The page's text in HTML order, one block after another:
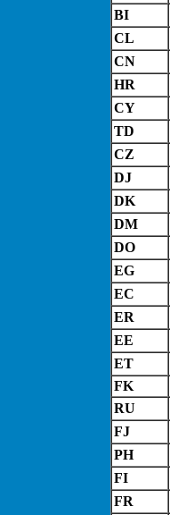
BI
CL
CN
HR
CY
TD
CZ
DJ
DK
DM
DO
EG
EC
ER
EE
ET
FK
RU
FJ
PH
FI
FR